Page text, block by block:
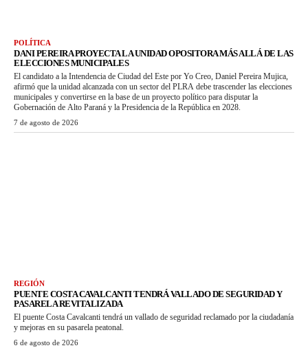
POLÍTICA
DANI PEREIRA PROYECTA LA UNIDAD OPOSITORA MÁS ALLÁ DE LAS
ELECCIONES MUNICIPALES
El candidato a la Intendencia de Ciudad del Este por Yo Creo, Daniel Pereira Mujica,
afirmó que la unidad alcanzada con un sector del PLRA debe trascender las elecciones
municipales y convertirse en la base de un proyecto político para disputar la
Gobernación de Alto Paraná y la Presidencia de la República en 2028.
7 de agosto de 2026
REGIÓN
PUENTE COSTA CAVALCANTI TENDRÁ VALLADO DE SEGURIDAD Y
PASARELA REVITALIZADA
El puente Costa Cavalcanti tendrá un vallado de seguridad reclamado por la ciudadanía
y mejoras en su pasarela peatonal.
6 de agosto de 2026